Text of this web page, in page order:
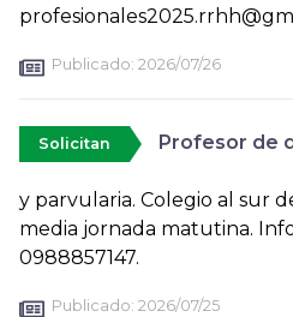
Publicado: 2026/07/26
Solicitan Profesor de
y parvularia. Colegio al sur
media jornada matutina.
0988857147.
Publicado: 2026/07/25